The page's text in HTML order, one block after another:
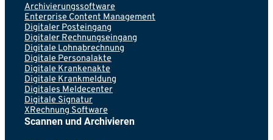
Archivierungssoftware
Enterprise Content Management
Digitaler Posteingang
Digitaler Rechnungseingang
Digitale Lohnabrechnung
Digitale Personalakte
Digitale Krankenakte
Digitale Krankmeldung
Digitales Meldecenter
Digitale Signatur
XRechnung Software
Scannen und Archivieren